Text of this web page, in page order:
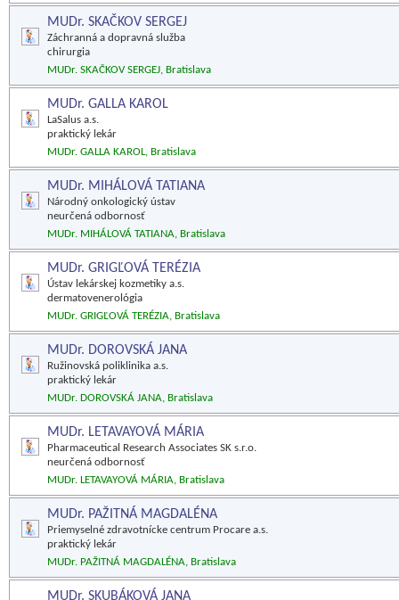
MUDr. SKAČKOV SERGEJ
Záchranná a dopravná služba
chirurgia
MUDr. SKAČKOV SERGEJ, Bratislava
MUDr. GALLA KAROL
LaSalus a.s.
praktický lekár
MUDr. GALLA KAROL, Bratislava
MUDr. MIHÁLOVÁ TATIANA
Národný onkologický ústav
neurčená odbornosť
MUDr. MIHÁLOVÁ TATIANA, Bratislava
MUDr. GRIGĽOVÁ TERÉZIA
Ústav lekárskej kozmetiky a.s.
dermatovenerológia
MUDr. GRIGĽOVÁ TERÉZIA, Bratislava
MUDr. DOROVSKÁ JANA
Ružinovská poliklinika a.s.
praktický lekár
MUDr. DOROVSKÁ JANA, Bratislava
MUDr. LETAVAYOVÁ MÁRIA
Pharmaceutical Research Associates SK s.r.o.
neurčená odbornosť
MUDr. LETAVAYOVÁ MÁRIA, Bratislava
MUDr. PAŽITNÁ MAGDALÉNA
Priemyselné zdravotnícke centrum Procare a.s.
praktický lekár
MUDr. PAŽITNÁ MAGDALÉNA, Bratislava
MUDr. SKUBÁKOVÁ JANA